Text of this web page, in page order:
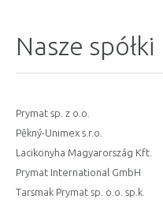
Nasze spółki
Prymat sp. z o.o.
Pěkný-Unimex s.r.o.
Lacikonyha Magyarország Kft.
Prymat International GmbH
Tarsmak Prymat sp. o.o. sp.k.